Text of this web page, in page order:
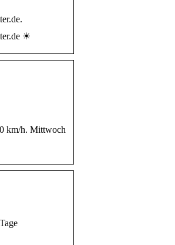
☀
km/h. Mittwoch